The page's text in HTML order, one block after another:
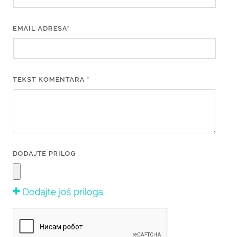
EMAIL ADRESA*
TEKST KOMENTARA *
DODAJTE PRILOG
Dodajte još priloga